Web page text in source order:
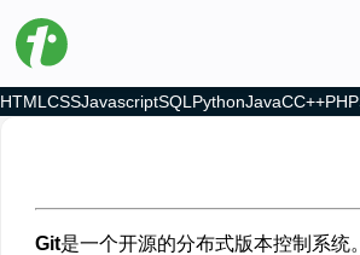
HTML CSSJavascriptSQL PythonJavaCC++PHP
Git是一个开源的分布式版本控制系